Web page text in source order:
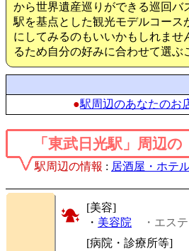
から世界遺産巡りができる巡回
駅を基点とした観光モデルコー
にしてみるのもいいかもしれま
るため自分の好みに合わせて選ぶ
●駅周辺のあなたのお
「東武日光駅」周辺の
駅周辺の情報 : 居酒屋・ホテ
[美容]
・ 美容院 ・エス
[病院・診療所等]